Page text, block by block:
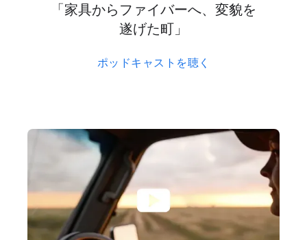
「家具から​ファイバーへ、​変貌を​
遂げた町」
ポッドキャストを​聴く